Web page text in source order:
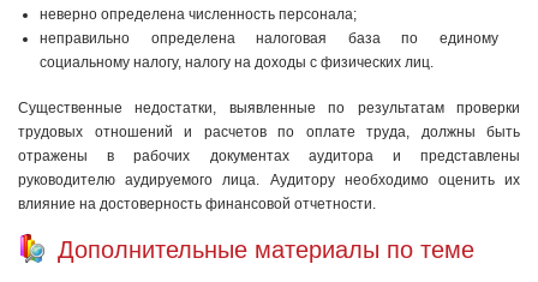
неверно определена численность персонала;
неправильно определена налоговая база по единому
социальному налогу, налогу на доходы с физических лиц.
Существенные недостатки, выявленные по результатам проверки
трудовых отношений и расчетов по оплате труда, должны быть
отражены в рабочих документах аудитора и представлены
руководителю аудируемого лица. Аудитору необходимо оценить их
влияние на достоверность финансовой отчетности.
Дополнительные материалы по теме